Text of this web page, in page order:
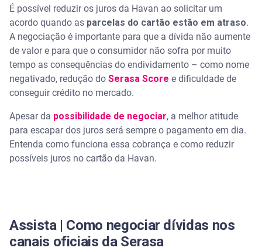
Como funciona o Cartão Havan
Quantas vezes a Havan parcela sem juros?
Como reduzir os juros da Havan: cinco dicas
Quanto a Havan cobra de juros por dia?
A Serasa te ajuda a lembrar do vencimento das
contas
É possível reduzir os juros da Havan ao solicitar um
acordo quando as parcelas do cartão estão em atraso.
A negociação é importante para que a dívida não aumente
de valor e para que o consumidor não sofra por muito
tempo as consequências do endividamento – como nome
negativado, redução do Serasa Score e dificuldade de
conseguir crédito no mercado.
Apesar da possibilidade de negociar, a melhor atitude
para escapar dos juros será sempre o pagamento em dia.
Entenda como funciona essa cobrança e como reduzir
possíveis juros no cartão da Havan.
Assista | Como negociar dívidas nos
canais oficiais da Serasa